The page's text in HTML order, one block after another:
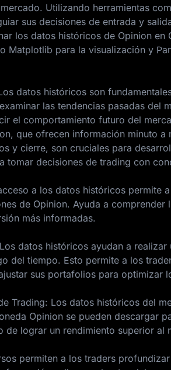
Utilizando herramientas
sus decisiones de entrada y
los datos históricos de Opinion en
Matplotlib para la visualización y
datos históricos son
las tendencias pasadas del
el comportamiento futuro del
que ofrecen información minuto
y cierre, son cruciales para
tomar decisiones de trading con
a los datos históricos permite
de Opinion. Ayuda a
más informadas.
datos históricos ayudan a
del tiempo. Esto permite a los
sus portafolios para optimizar
Trading: Los datos históricos del
Opinion se pueden descargar
de lograr un rendimiento superior al
permiten a los traders